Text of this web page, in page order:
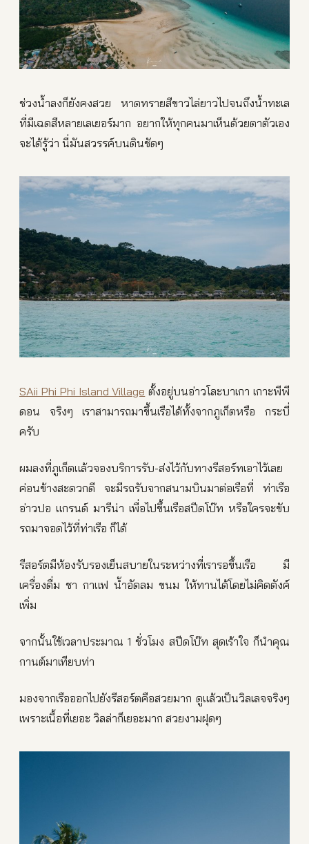
ช่วงน้ำลงก็ยังคงสวย หาดทรายสีขาวไล่ยาวไปจนถึงน้ำทะเล
ที่มีเฉดสีหลายเลเยอร์มาก อยากให้ทุกคนมาเห็นด้วยตาตัวเอง
จะได้รู้ว่า นี่มันสวรรค์บนดินชัดๆ
SAii Phi Phi Island Village ตั้งอยู่บนอ่าวโละบาเกา เกาะพีพี
ดอน จริงๆ เราสามารถมาขึ้นเรือได้ทั้งจากภูเก็ตหรือ กระบี่
ครับ
ผมลงที่ภูเก็ตแล้วจองบริการรับ-ส่งไว้กับทางรีสอร์ทเอาไว้เลย
ค่อนข้างสะดวกดี จะมีรถรับจากสนามบินมาต่อเรือที่ ท่าเรือ
อ่าวปอ แกรนด์ มารีน่า เพื่อไปขึ้นเรือสปีดโบ๊ท หรือใครจะขับ
รถมาจอดไว้ที่ท่าเรือ ก็ได้
รีสอร์ตมีห้องรับรองเย็นสบายในระหว่างที่เรารอขึ้นเรือ มี
เครื่องดื่ม ชา กาแฟ น้ำอัดลม ขนม ให้ทานได้โดยไม่คิดตังค์
เพิ่ม
จากนั้นใช้เวลาประมาณ 1 ชั่วโมง สปีดโบ๊ท สุดเร้าใจ ก็นำคุณ
กานต์มาเทียบท่า
มองจากเรือออกไปยังรีสอร์ตคือสวยมาก ดูแล้วเป็นวิลเลจจริงๆ
เพราะเนื้อที่เยอะ วิลล่าก็เยอะมาก สวยงามฝุดๆ